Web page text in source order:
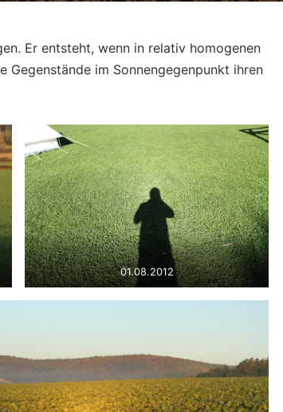
Er entsteht, wenn in relativ homogenen
Gegenstände im Sonnengegenpunkt ihren
01.08.2012